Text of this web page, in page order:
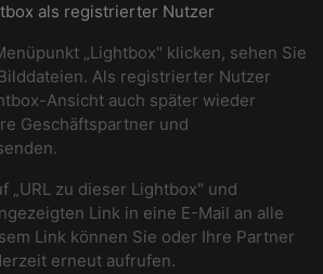
als registrierter Nutzer
„Lightbox" klicken, sehen Sie
Als registrierter Nutzer
Ansicht auch später wieder
Geschäftspartner und
„URL zu dieser Lightbox" und
Link in eine E-Mail an alle
Link können Sie oder Ihre Partner
erneut aufrufen.